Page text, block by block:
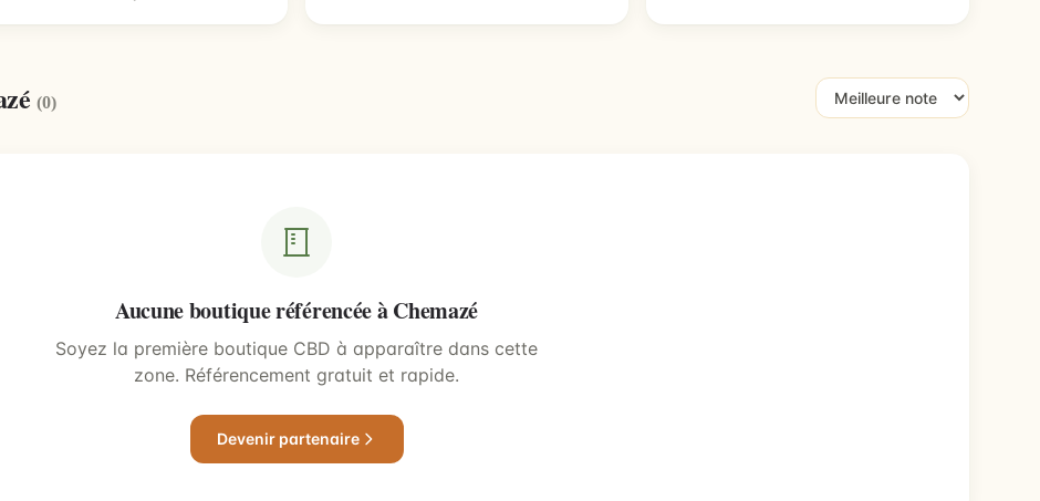
(0)
Aucune boutique référencée à Chemazé
Soyez la première boutique CBD à apparaître dans cette
zone. Référencement gratuit et rapide.
Devenir partenaire